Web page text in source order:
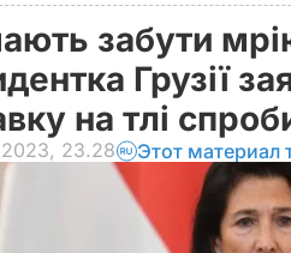
забути
Грузії
на тлі
23.28 Этот материал